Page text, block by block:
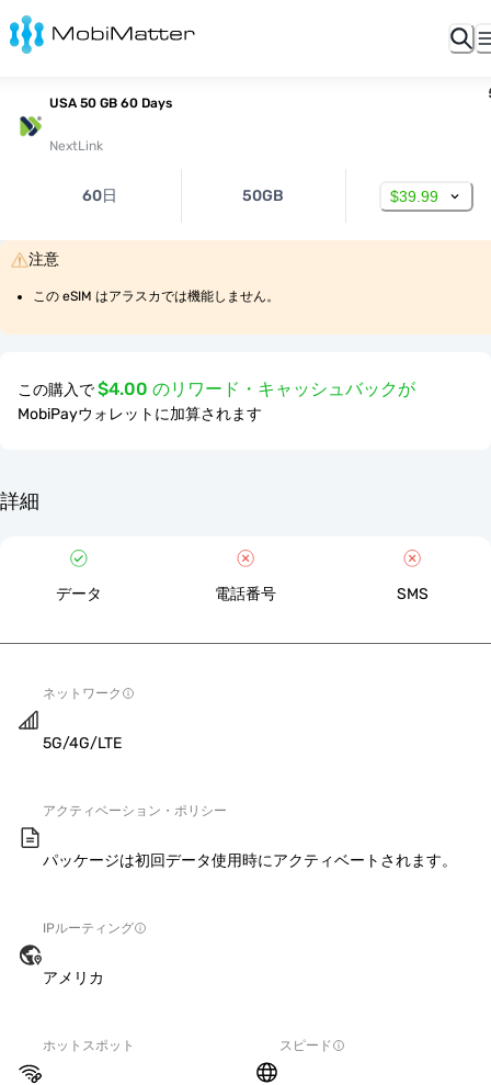
USA 50 GB 60 Days
NextLink
60日 50GB $39.99
注意
この eSIM はアラスカでは機能しません。
この購入で$4.00 のリワード・キャッシュバックが
MobiPayウォレットに加算されます
詳細
データ 電話番号 SMS
ネットワーク
5G/4G/LTE
アクティベーション・ポリシー
パッケージは初回データ使用時にアクティベートされます。
IPルーティング
アメリカ
ホットスポット スピード